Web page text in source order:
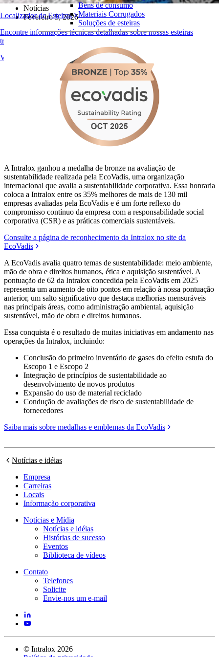
Localizador de Esteiras
Encontre informações técnicas detalhadas sobre nossas esteiras
transportadoras, componentes, acessórios e muito mais
Visão geral dos produtos
Bens de consumo
Materiais Corrugados
Soluções de esteiras
E-commerce e distribuição
Correio e encomendas
Pneus e Automotivos
Pneus
Baterias de VE
Industrial
Visão geral das indústrias
Notícias
Fevereiro 5, 2026
A Intralox ganhou a medalha de bronze na avaliação de
sustentabilidade realizada pela EcoVadis, uma organização
internacional que avalia a sustentabilidade corporativa. Essa honraria
coloca a Intralox entre os 35% melhores de mais de 130 mil
empresas avaliadas pela EcoVadis e é um forte reflexo do
compromisso contínuo da empresa com a responsabilidade social
corporativa (CSR) e as práticas comerciais sustentáveis.
Consulte a página de reconhecimento da Intralox no site da
EcoVadis
A EcoVadis avalia quatro temas de sustentabilidade: meio ambiente,
mão de obra e direitos humanos, ética e aquisição sustentável. A
pontuação de 62 da Intralox concedida pela EcoVadis em 2025
representa um aumento de oito pontos em relação à nossa pontuação
anterior, um salto significativo que destaca melhorias mensuráveis
nas principais áreas, como administração ambiental, aquisição
sustentável, mão de obra e direitos humanos.
Essa conquista é o resultado de muitas iniciativas em andamento nas
operações da Intralox, incluindo:
Conclusão do primeiro inventário de gases do efeito estufa do
Escopo 1 e Escopo 2
Integração de princípios de sustentabilidade ao
desenvolvimento de novos produtos
Expansão do uso de material reciclado
Condução de avaliações de risco de sustentabilidade de
fornecedores
Saiba mais sobre medalhas e emblemas da EcoVadis
Notícias e idéias
Empresa
Carreiras
Locais
Informação corporativa
Notícias e Mídia
Notícias e idéias
Histórias de sucesso
Eventos
Biblioteca de vídeos
Contato
Telefones
Solicite
Envie-nos um e-mail
© Intralox 2026